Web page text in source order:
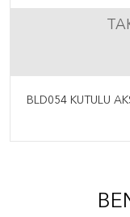
BLD054 KUTULU